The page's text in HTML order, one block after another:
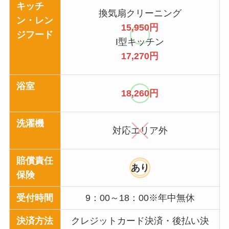
キッチ
ン・レン
ジフード
換気扇クリーニング
15,950円
I型キッチン
17,270円
浴室
18,260円
洗濯機
対応エリア外
賠償責任
保険
あり
受付時間 9：00～18：00※年中無休
決済方法
クレジットカード決済・後払い決